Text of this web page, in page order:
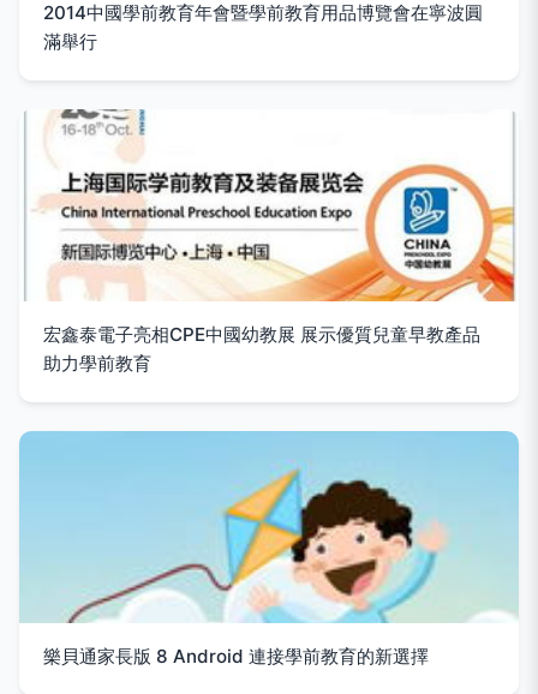
2014中國學前教育年會暨學前教育用品博覽會在寧波圓
滿舉行
宏鑫泰電子亮相CPE中國幼教展 展示優質兒童早教產品
助力學前教育
樂貝通家長版 8 Android 連接學前教育的新選擇